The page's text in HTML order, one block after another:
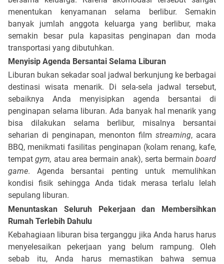
menentukan kenyamanan selama berlibur. Semakin
banyak jumlah anggota keluarga yang berlibur, maka
semakin besar pula kapasitas penginapan dan moda
transportasi yang dibutuhkan.
Menyisip Agenda Bersantai Selama Liburan
Liburan bukan sekadar soal jadwal berkunjung ke berbagai
destinasi wisata menarik. Di sela-sela jadwal tersebut,
sebaiknya Anda menyisipkan agenda bersantai di
penginapan selama liburan. Ada banyak hal menarik yang
bisa dilakukan selama berlibur, misalnya bersantai
seharian di penginapan, menonton film streaming, acara
BBQ, menikmati fasilitas penginapan (kolam renang, kafe,
tempatgym, atau area bermain anak), serta bermain board
game. Agenda bersantai penting untuk memulihkan
kondisi fisik sehingga Anda tidak merasa terlalu lelah
sepulang liburan.
Menuntaskan Seluruh Pekerjaan dan Membersihkan
Rumah Terlebih Dahulu
Kebahagiaan liburan bisa terganggu jika Anda harus harus
menyelesaikan pekerjaan yang belum rampung. Oleh
sebab itu, Anda harus memastikan bahwa semua